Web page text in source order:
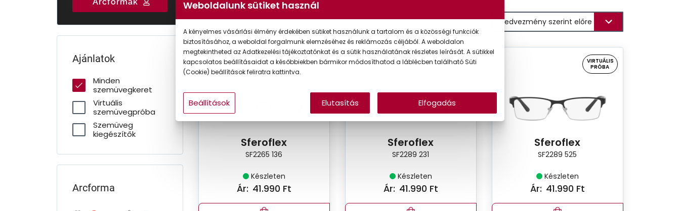
Ajánlatok
Minden
szemüvegkeret
Virtuális
szemüvegpróba
Szemüveg
kiegészítők
Arcforma
VIRTUÁLIS
Sferoflex
SF2265 136
Készleten
Ár: 41.990 Ft
VIRTUÁLIS
Sferoflex
SF2289 231
Készleten
Ár: 41.990 Ft
VIRTUÁLIS
PRÓBA
Sferoflex
SF2289 525
Készleten
Ár: 41.990 Ft
Weboldalunk sütiket használ
A kényelmes vásárlási élmény érdekében sütiket használunk a tartalom és a közösségi funkciók
biztosításához, a weboldal forgalmunk elemzéséhez és reklámozás céljából. A weboldalon
megtekintheted az Adatkezelési tájékoztatónkat és a sütik használatának részletes leírását. A sütikkel
kapcsolatos beállításaidat a későbbiekben bármikor módosíthatod a láblécben található Süti
(Cookie) beállítások feliratra kattintva.
Beállítások Elutasítás Elfogadás